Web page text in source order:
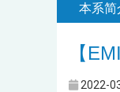
本系简
【
2022-